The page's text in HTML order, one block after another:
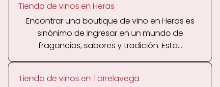
Tienda de vinos en Heras
Encontrar una boutique de vino en Heras es
sinónimo de ingresar en un mundo de
fragancias, sabores y tradición. Esta...
Tienda de vinos en Torrelavega